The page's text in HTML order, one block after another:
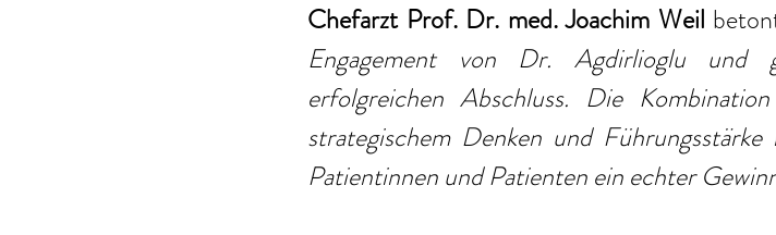
Chefarzt Prof. Dr. med. Joachim Weil
Engagement von Dr. Agdirlioglu und
erfolgreichen Abschluss. Die
strategischem Denken und
Patientinnen und Patienten ein echter